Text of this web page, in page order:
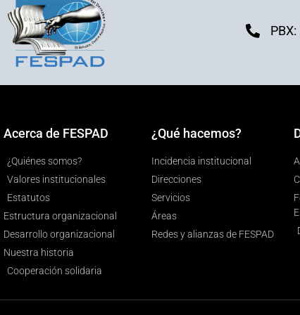
Acerca de FESPAD
¿Quiénes somos?
Valores institucionales
Estatutos
Estructura organizacional
Desarrollo organizacional
Nuestra historia
Cooperación solidaria
¿Qué hacemos?
Incidencia institucional
Direcciones
Servicios
Áreas
Redes y alianzas de FESPAD